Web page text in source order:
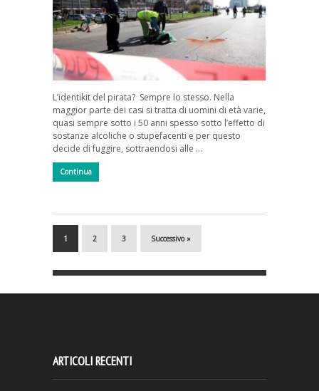
L’identikit del pirata? Sempre lo stesso. Nella
maggior parte dei casi si tratta di uomini di età varie,
quasi sempre sotto i 50 anni spesso sotto l’effetto di
sostanze alcoliche o stupefacenti e per questo
decide di fuggire, sottraendosi alle …
Continua
1 2 3 Successivo »
ARTICOLI RECENTI